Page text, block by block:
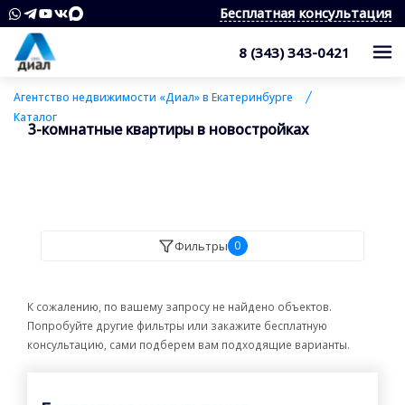
Бесплатная консультация
8 (343) 343-0421
Каталог
Квартиры
2-комнатные квартиры
4 и более комнатные квартиры
Аренда
Жилые комплексы
Вакансии
Покупка недвижимости
Сопровождение сделки
Для клиента
Аналитика
Контакты
8 (343) 343-0421
Агентство недвижимости «Диал» в Екатеринбурге
Каталог
3-комнатные квартиры в новостройках
Фильтры 0
К сожалению, по вашему запросу не найдено объектов.
Попробуйте другие фильтры или закажите бесплатную
консультацию, сами подберем вам подходящие варианты.